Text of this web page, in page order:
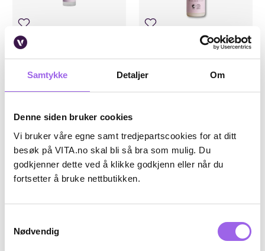
Samtykke Detaljer Om
Denne siden bruker cookies
Vi bruker våre egne samt tredjepartscookies for at ditt
besøk på VITA.no skal bli så bra som mulig. Du
godkjenner dette ved å klikke godkjenn eller når du
fortsetter å bruke nettbutikken.
Nødvendig
Rudolph Care
Rudolph Care Mist Delight 100
Kjøp
Rudolph Care
Rudolph Care The Eye Makeup
Remover
Kjøp
Luxury